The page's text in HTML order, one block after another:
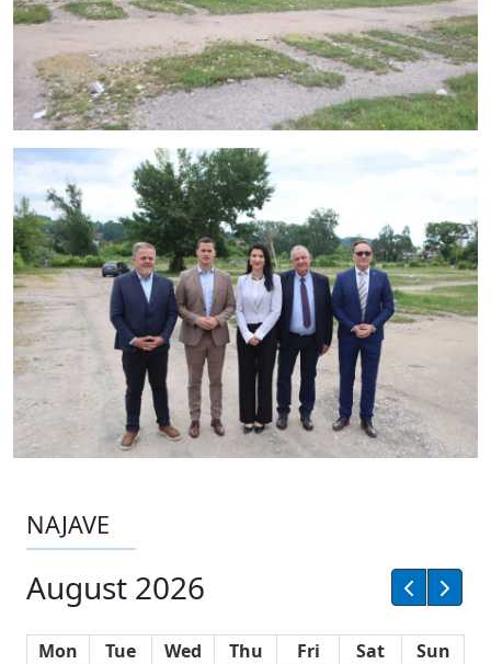
NAJAVE
August 2026
Mon Tue Wed Thu Fri Sat
Sun